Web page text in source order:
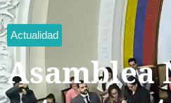
Actualidad
Asamblea